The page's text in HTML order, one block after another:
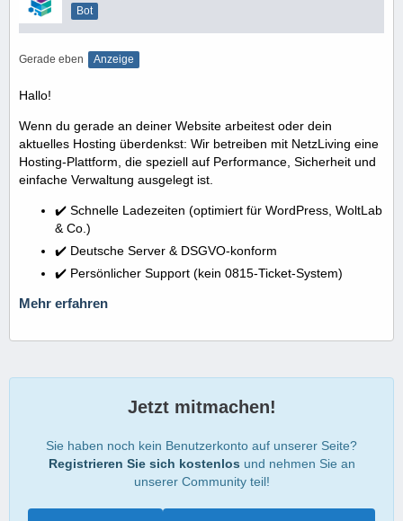
Bot
Gerade eben Anzeige
Hallo!
Wenn du gerade an deiner Website arbeitest oder dein
aktuelles Hosting überdenkst: Wir betreiben mit NetzLiving eine
Hosting-Plattform, die speziell auf Performance, Sicherheit und
einfache Verwaltung ausgelegt ist.
✔️ Schnelle Ladezeiten (optimiert für WordPress, WoltLab
& Co.)
✔️ Deutsche Server & DSGVO-konform
✔️ Persönlicher Support (kein 0815-Ticket-System)
Mehr erfahren
Jetzt mitmachen!
Sie haben noch kein Benutzerkonto auf unserer Seite?
Registrieren Sie sich kostenlos und nehmen Sie an
unserer Community teil!